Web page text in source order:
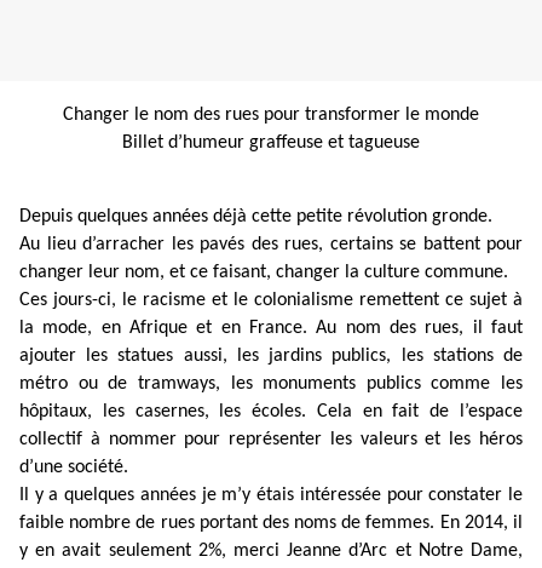
Changer le nom des rues pour transformer le monde
Billet d’humeur graffeuse et tagueuse
Depuis quelques années déjà cette petite révolution gronde.
Au lieu d’arracher les pavés des rues, certains se battent pour
changer leur nom, et ce faisant, changer la culture commune.
Ces jours-ci, le racisme et le colonialisme remettent ce sujet à
la mode, en Afrique et en France. Au nom des rues, il faut
ajouter les statues aussi, les jardins publics, les stations de
métro ou de tramways, les monuments publics comme les
hôpitaux, les casernes, les écoles. Cela en fait de l’espace
collectif à nommer pour représenter les valeurs et les héros
d’une société.
Il y a quelques années je m’y étais intéressée pour constater le
faible nombre de rues portant des noms de femmes. En 2014, il
y en avait seulement 2%, merci Jeanne d’Arc et Notre Dame,